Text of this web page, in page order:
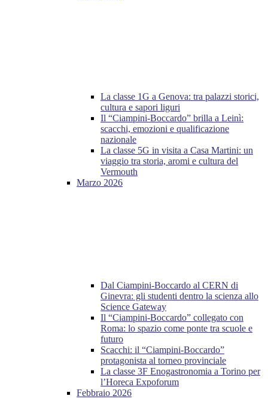
La classe 1G a Genova: tra palazzi storici,
cultura e sapori liguri
Il “Ciampini-Boccardo” brilla a Leinì:
scacchi, emozioni e qualificazione
nazionale
La classe 5G in visita a Casa Martini: un
viaggio tra storia, aromi e cultura del
Vermouth
Marzo 2026
Dal Ciampini-Boccardo al CERN di
Ginevra: gli studenti dentro la scienza allo
Science Gateway
Il “Ciampini-Boccardo” collegato con
Roma: lo spazio come ponte tra scuole e
futuro
Scacchi: il “Ciampini-Boccardo”
protagonista al torneo provinciale
La classe 3F Enogastronomia a Torino per
l’Horeca Expoforum
Febbraio 2026